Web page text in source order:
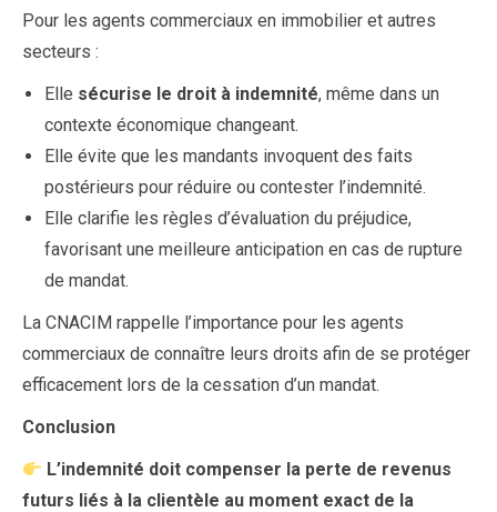
Pour les agents commerciaux en immobilier et autres
secteurs :
Elle sécurise le droit à indemnité, même dans un
contexte économique changeant.
Elle évite que les mandants invoquent des faits
postérieurs pour réduire ou contester l’indemnité.
Elle clarifie les règles d’évaluation du préjudice,
favorisant une meilleure anticipation en cas de rupture
de mandat.
La CNACIM rappelle l’importance pour les agents
commerciaux de connaître leurs droits afin de se protéger
efficacement lors de la cessation d’un mandat.
Conclusion
L’indemnité doit compenser la perte de revenus
futurs liés à la clientèle au moment exact de la